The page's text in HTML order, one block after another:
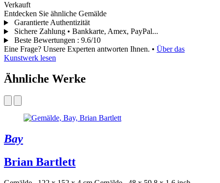
Verkauft
Entdecken Sie ähnliche Gemälde
Garantierte Authentizität
Sichere Zahlung • Bankkarte, Amex, PayPal...
Beste Bewertungen : 9.6/10
Eine Frage? Unsere Experten antworten Ihnen. • Über das
Kunstwerk lesen
Ähnliche Werke
Bay
Brian Bartlett